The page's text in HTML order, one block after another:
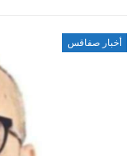
أخبار صفاقس